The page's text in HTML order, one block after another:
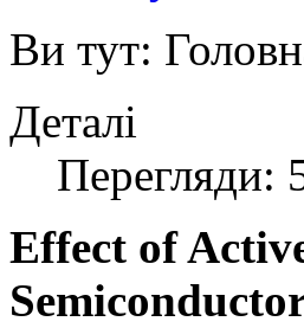
Ви тут:
Деталі
Перегляди:
Effect of